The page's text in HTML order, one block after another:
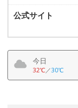
公式サイト
今日
32℃／30℃